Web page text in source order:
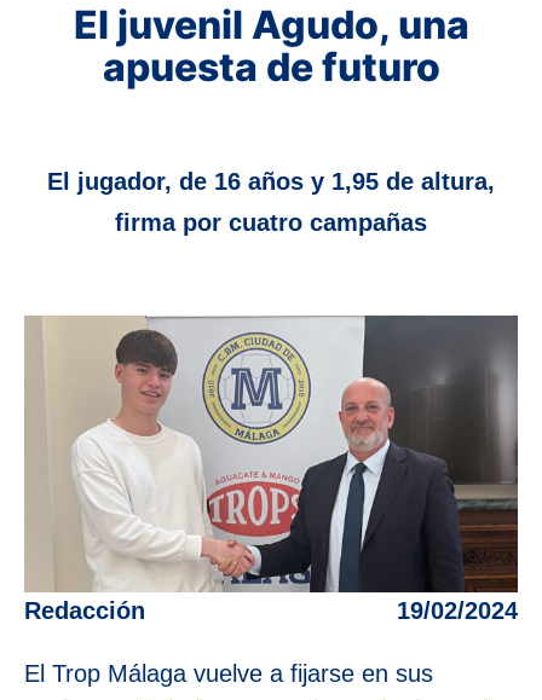
El juvenil Agudo, una
apuesta de futuro
El jugador, de 16 años y 1,95 de altura,
firma por cuatro campañas
Redacción 19/02/2024
El Trop Málaga vuelve a fijarse en sus